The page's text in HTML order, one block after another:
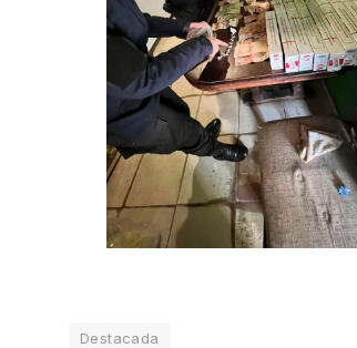
Destacada